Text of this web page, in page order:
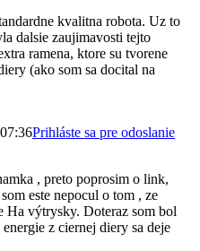
kvalitna robota. Uz to
dalsie zaujimavosti tejto
ramena, ktore su tvorene
(ako som sa docital na
Prihláste sa pre odoslanie
, preto poprosim o link,
este nepocul o tom , ze
Ha výtrysky. Doteraz som bol
z ciernej diery sa deje